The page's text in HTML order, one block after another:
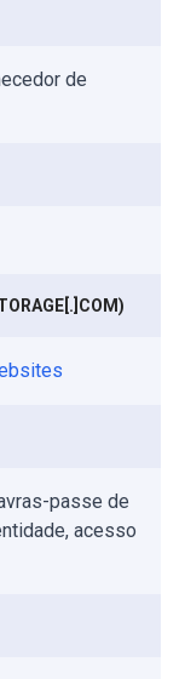
de
passe de
acesso